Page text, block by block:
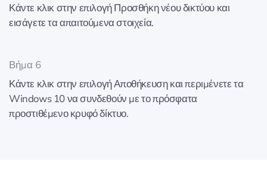
Κάντε κλικ στην επιλογή Προσθήκη νέου δικτύου και
εισάγετε τα απαιτούμενα στοιχεία.
Βήμα 6
Κάντε κλικ στην επιλογή Αποθήκευση και περιμένετε τα
Windows 10 να συνδεθούν με το πρόσφατα
προστιθέμενο κρυφό δίκτυο.